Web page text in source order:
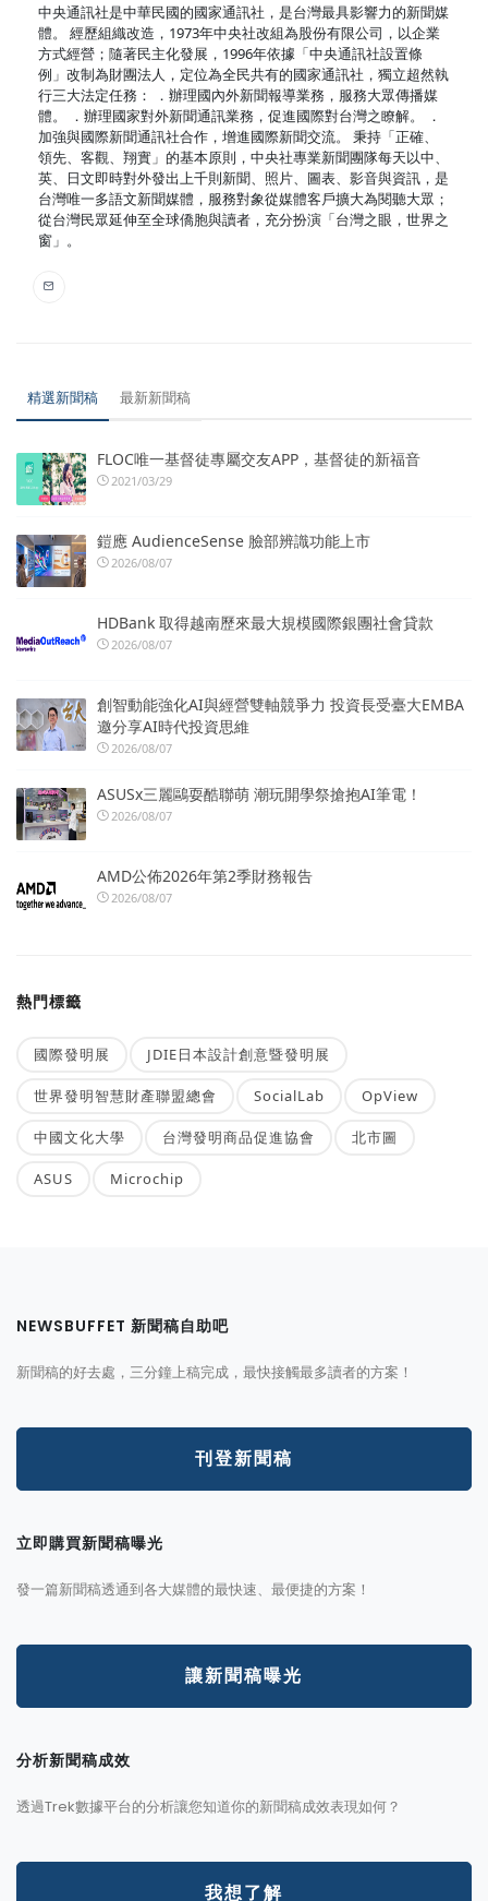
中央通訊社是中華民國的國家通訊社，是台灣最具影響力的新聞媒
體。 經歷組織改造，1973年中央社改組為股份有限公司，以企業
方式經營；隨著民主化發展，1996年依據「中央通訊社設置條
例」改制為財團法人，定位為全民共有的國家通訊社，獨立超然執
行三大法定任務： ．辦理國內外新聞報導業務，服務大眾傳播媒
體。 ．辦理國家對外新聞通訊業務，促進國際對台灣之瞭解。 ．
加強與國際新聞通訊社合作，增進國際新聞交流。 秉持「正確、
領先、客觀、翔實」的基本原則，中央社專業新聞團隊每天以中、
英、日文即時對外發出上千則新聞、照片、圖表、影音與資訊，是
台灣唯一多語文新聞媒體，服務對象從媒體客戶擴大為閱聽大眾；
從台灣民眾延伸至全球僑胞與讀者，充分扮演「台灣之眼，世界之
窗」。
精選新聞稿 最新新聞稿
FLOC唯一基督徒專屬交友APP，基督徒的新福音
2021/03/29
鎧應 AudienceSense 臉部辨識功能上市
2026/08/07
HDBank 取得越南歷來最大規模國際銀團社會貸款
2026/08/07
創智動能強化AI與經營雙軸競爭力 投資長受臺大EMBA
邀分享AI時代投資思維
2026/08/07
ASUSx三麗鷗耍酷聯萌 潮玩開學祭搶抱AI筆電！
2026/08/07
AMD公佈2026年第2季財務報告
2026/08/07
熱門標籤
國際發明展 JDIE日本設計創意暨發明展
世界發明智慧財產聯盟總會 SocialLab OpView
中國文化大學 台灣發明商品促進協會 北市圖
ASUS Microchip
NEWSBUFFET 新聞稿自助吧
新聞稿的好去處，三分鐘上稿完成，最快接觸最多讀者的方案！
刊登新聞稿
立即購買新聞稿曝光
發一篇新聞稿透通到各大媒體的最快速、最便捷的方案！
讓新聞稿曝光
分析新聞稿成效
透過Trek數據平台的分析讓您知道你的新聞稿成效表現如何？
我想了解